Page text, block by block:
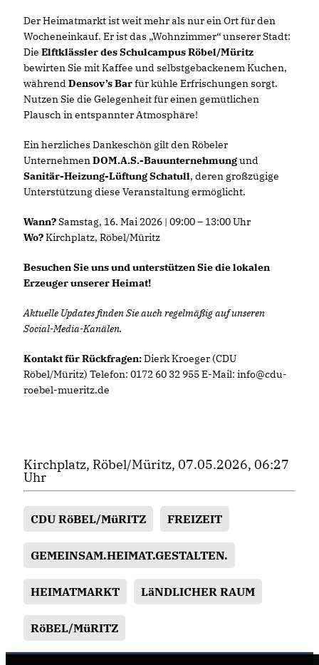
Der Heimatmarkt ist weit mehr als nur ein Ort für den
Wocheneinkauf. Er ist das „Wohnzimmer“ unserer Stadt:
Die Elftklässler des Schulcampus Röbel/Müritz
bewirten Sie mit Kaffee und selbstgebackenem Kuchen,
während Densov’s Barfür kühle Erfrischungen sorgt.
Nutzen Sie die Gelegenheit für einen gemütlichen
Plausch in entspannter Atmosphäre!
Ein herzliches Dankeschön gilt den Röbeler
UnternehmenDOM.A.S.-Bauunternehmungund
Sanitär-Heizung-Lüftung Schatull, deren großzügige
Unterstützung diese Veranstaltung ermöglicht.
Wann?Samstag, 16. Mai 2026 | 09:00 – 13:00 Uhr
Wo?Kirchplatz, Röbel/Müritz
Besuchen Sie uns und unterstützen Sie die lokalen
Erzeuger unserer Heimat!
Aktuelle Updates finden Sie auch regelmäßig auf unseren
Social-Media-Kanälen.
Kontakt für Rückfragen:Dierk Kroeger (CDU
Röbel/Müritz) Telefon: 0172 60 32 955 E-Mail: info@cdu-
roebel-mueritz.de
Kirchplatz, Röbel/Müritz, 07.05.2026, 06:27
Uhr
CDU RöBEL/MüRITZ FREIZEIT
GEMEINSAM.HEIMAT.GESTALTEN.
HEIMATMARKT LäNDLICHER RAUM
RöBEL/MüRITZ